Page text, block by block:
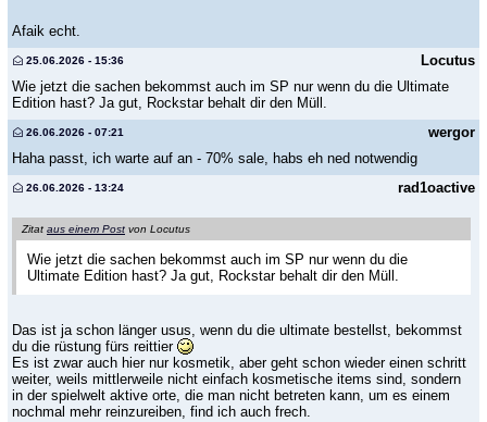
Afaik echt.
Locutus
25.06.2026 - 15:36
Wie jetzt die sachen bekommst auch im SP nur wenn du die Ultimate
Edition hast? Ja gut, Rockstar behalt dir den Müll.
wergor
26.06.2026 - 07:21
Haha passt, ich warte auf an - 70% sale, habs eh ned notwendig
rad1oactive
26.06.2026 - 13:24
Zitat aus einem Post von Locutus
Wie jetzt die sachen bekommst auch im SP nur wenn du die
Ultimate Edition hast? Ja gut, Rockstar behalt dir den Müll.
Das ist ja schon länger usus, wenn du die ultimate bestellst, bekommst
du die rüstung fürs reittier
Es ist zwar auch hier nur kosmetik, aber geht schon wieder einen schritt
weiter, weils mittlerweile nicht einfach kosmetische items sind, sondern
in der spielwelt aktive orte, die man nicht betreten kann, um es einem
nochmal mehr reinzureiben, find ich auch frech.